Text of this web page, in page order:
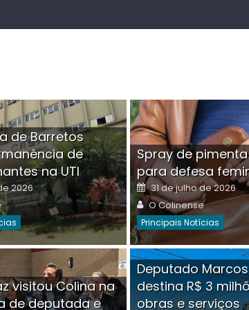
na Av. Ângelo Martins
por criminoso mascarado
2026 Author
O Colinense Comment(0)
de Barretos
de
na UTI
2026
Spray de
para defesa
Posted
on
31 de julho de 2026
Author
O Colinense
Principais Notícias
visitou Colina na
de deputada e
Deputado
destina R$ 3
obras e serviços